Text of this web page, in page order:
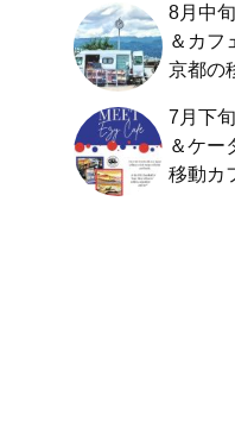
8月中
＆カフ
京都の
7月下
＆ケー
移動カ